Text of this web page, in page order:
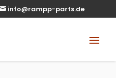
 info@rampp-parts.de